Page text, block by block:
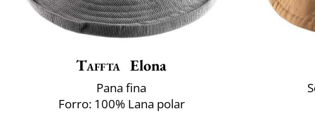
Taffta Elona
Pana fina
Forro: 100% Lana polar